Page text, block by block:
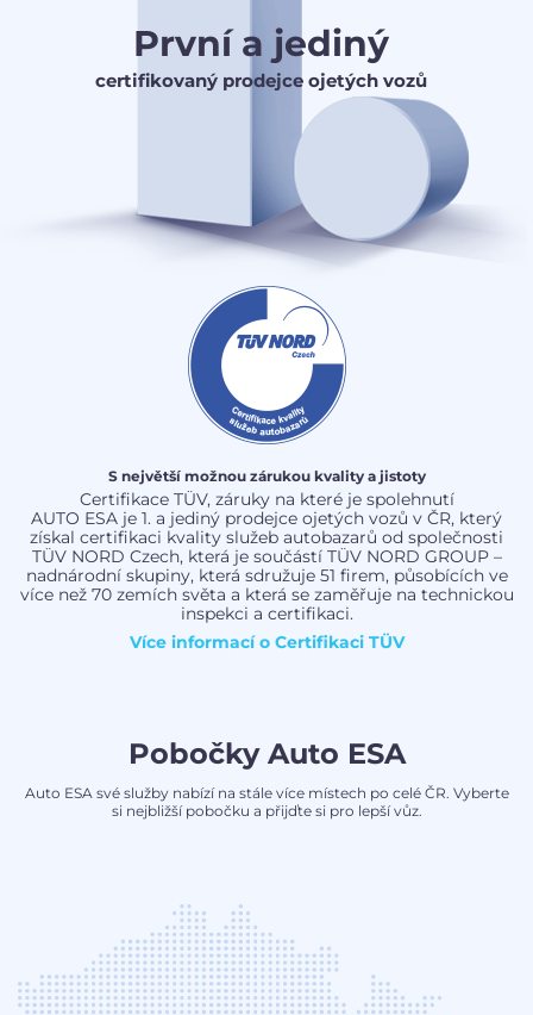
První a jediný
certifikovaný prodejce ojetých vozů
S největší možnou zárukou kvality a jistoty
Certifikace TÜV, záruky na které je spolehnutí
AUTO ESA je 1. a jediný prodejce ojetých vozů v ČR, který
získal certifikaci kvality služeb autobazarů od společnosti
TÜV NORD Czech, která je součástí TÜV NORD GROUP –
nadnárodní skupiny, která sdružuje 51 firem, působících ve
více než 70 zemích světa a která se zaměřuje na technickou
inspekci a certifikaci.
Více informací o Certifikaci TÜV
Pobočky Auto ESA
Auto ESA své služby nabízí na stále více místech po celé ČR. Vyberte
si nejbližší pobočku a přijďte si pro lepší vůz.